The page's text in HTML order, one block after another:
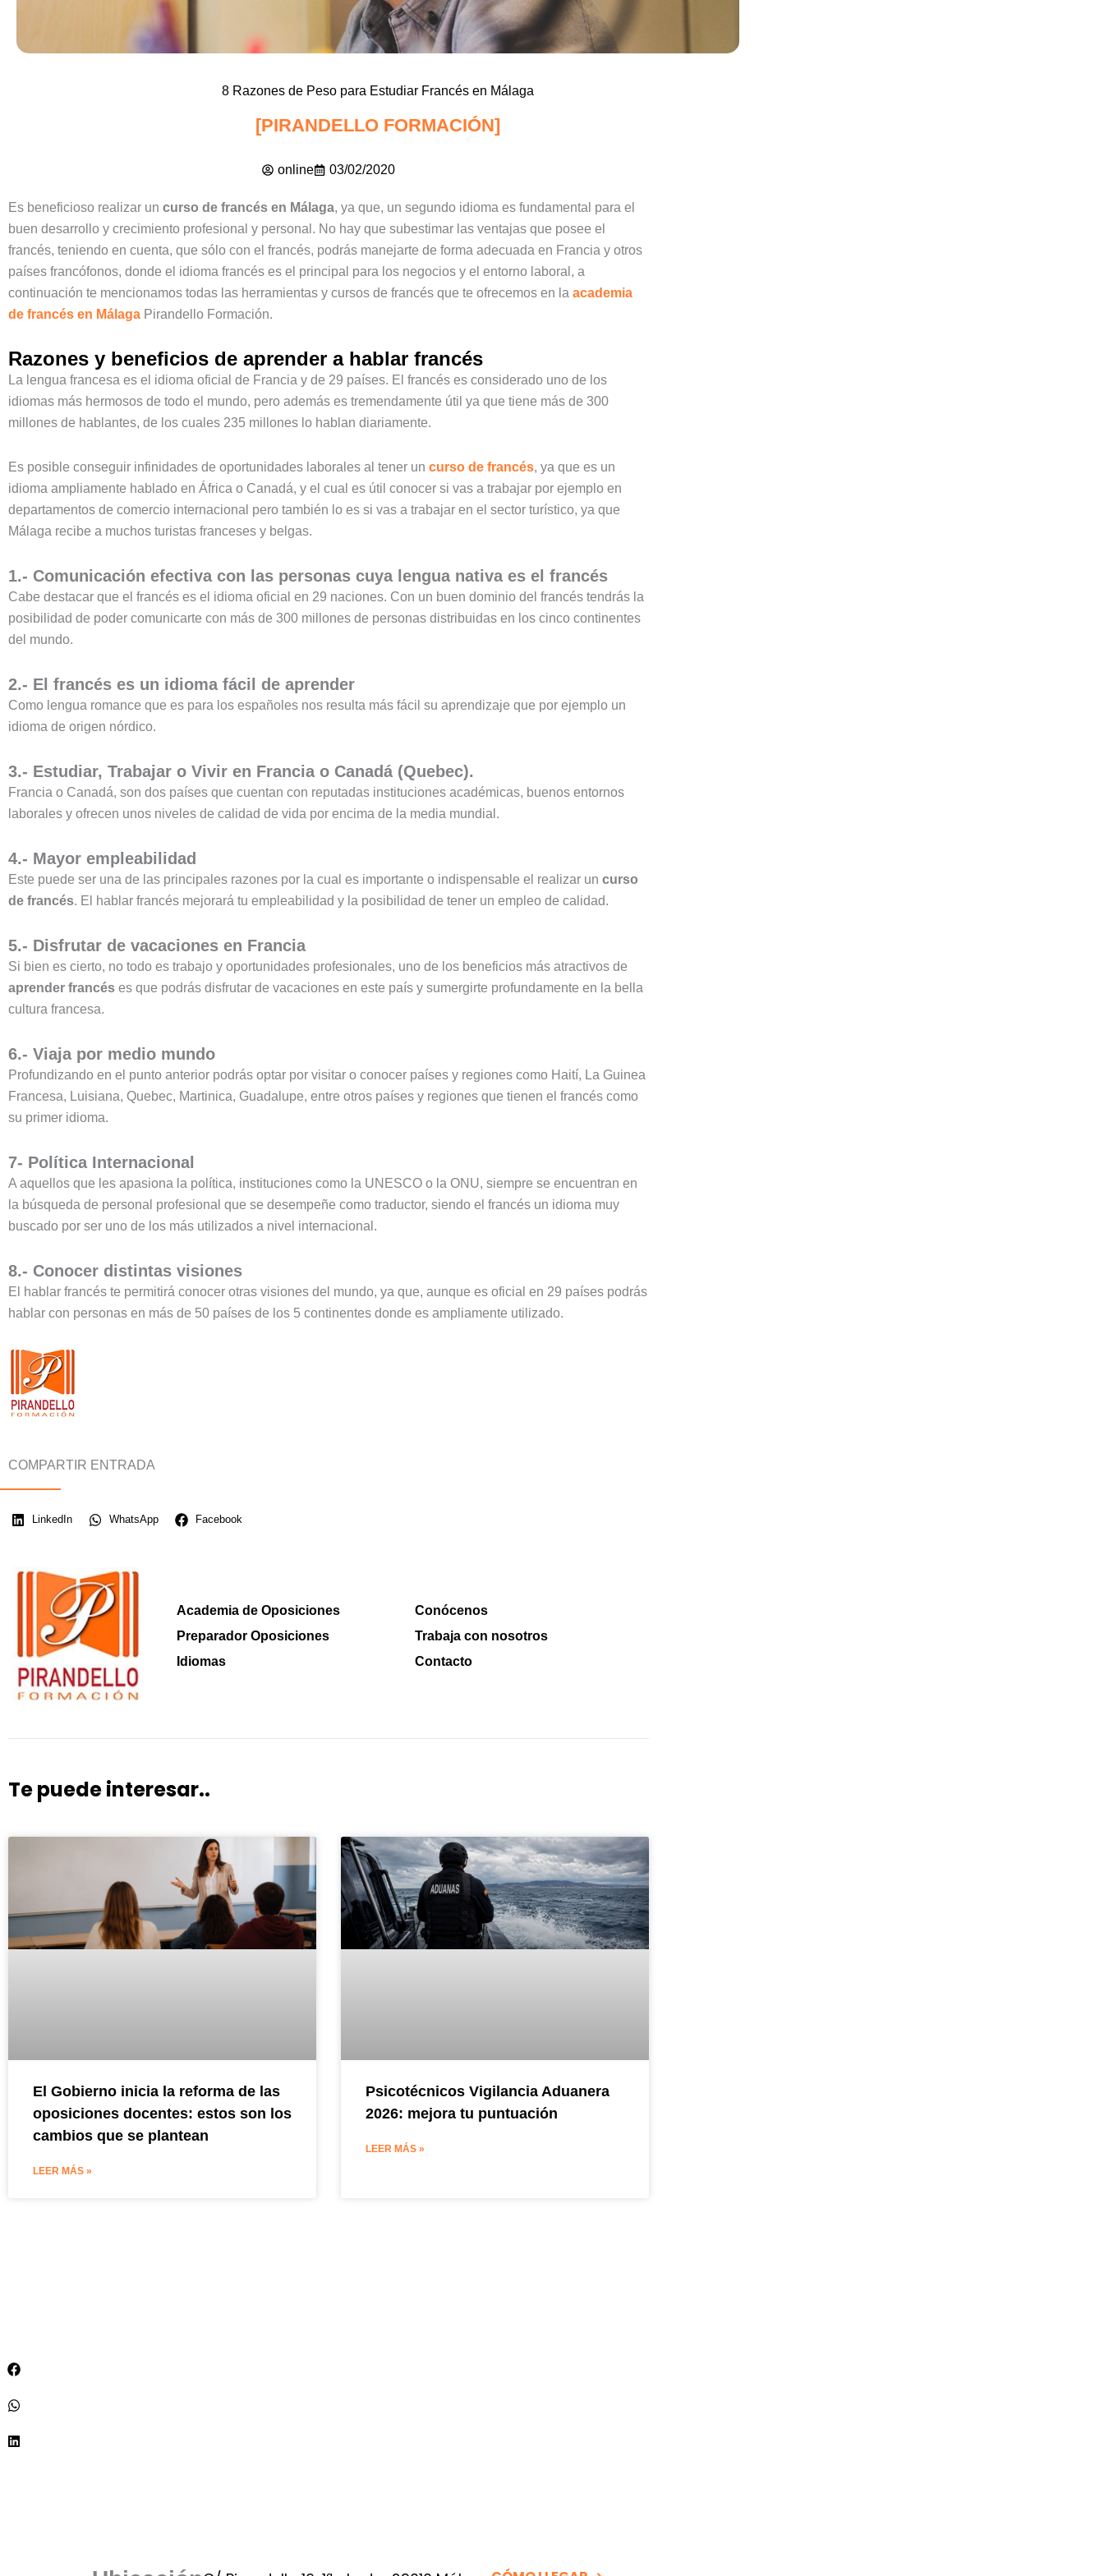
8 Razones de Peso para Estudiar Francés en Málaga
[PIRANDELLO FORMACIÓN]
online 03/02/2020
Es beneficioso realizar un curso de francés en Málaga, ya que, un segundo idioma es fundamental para el
buen desarrollo y crecimiento profesional y personal. No hay que subestimar las ventajas que posee el
francés, teniendo en cuenta, que sólo con el francés, podrás manejarte de forma adecuada en Francia y otros
países francófonos, donde el idioma francés es el principal para los negocios y el entorno laboral, a
continuación te mencionamos todas las herramientas y cursos de francés que te ofrecemos en la academia
de francés en Málaga Pirandello Formación.
Razones y beneficios de aprender a hablar francés
La lengua francesa es el idioma oficial de Francia y de 29 países. El francés es considerado uno de los
idiomas más hermosos de todo el mundo, pero además es tremendamente útil ya que tiene más de 300
millones de hablantes, de los cuales 235 millones lo hablan diariamente.
Es posible conseguir infinidades de oportunidades laborales al tener un curso de francés, ya que es un
idioma ampliamente hablado en África o Canadá, y el cual es útil conocer si vas a trabajar por ejemplo en
departamentos de comercio internacional pero también lo es si vas a trabajar en el sector turístico, ya que
Málaga recibe a muchos turistas franceses y belgas.
1.- Comunicación efectiva con las personas cuya lengua nativa es el francés
Cabe destacar que el francés es el idioma oficial en 29 naciones. Con un buen dominio del francés tendrás la
posibilidad de poder comunicarte con más de 300 millones de personas distribuidas en los cinco continentes
del mundo.
2.- El francés es un idioma fácil de aprender
Como lengua romance que es para los españoles nos resulta más fácil su aprendizaje que por ejemplo un
idioma de origen nórdico.
3.- Estudiar, Trabajar o Vivir en Francia o Canadá (Quebec).
Francia o Canadá, son dos países que cuentan con reputadas instituciones académicas, buenos entornos
laborales y ofrecen unos niveles de calidad de vida por encima de la media mundial.
4.- Mayor empleabilidad
Este puede ser una de las principales razones por la cual es importante o indispensable el realizar un curso
de francés. El hablar francés mejorará tu empleabilidad y la posibilidad de tener un empleo de calidad.
5.- Disfrutar de vacaciones en Francia
Si bien es cierto, no todo es trabajo y oportunidades profesionales, uno de los beneficios más atractivos de
aprender francés es que podrás disfrutar de vacaciones en este país y sumergirte profundamente en la bella
cultura francesa.
6.- Viaja por medio mundo
Profundizando en el punto anterior podrás optar por visitar o conocer países y regiones como Haití, La Guinea
Francesa, Luisiana, Quebec, Martinica, Guadalupe, entre otros países y regiones que tienen el francés como
su primer idioma.
7- Política Internacional
A aquellos que les apasiona la política, instituciones como la UNESCO o la ONU, siempre se encuentran en
la búsqueda de personal profesional que se desempeñe como traductor, siendo el francés un idioma muy
buscado por ser uno de los más utilizados a nivel internacional.
8.- Conocer distintas visiones
El hablar francés te permitirá conocer otras visiones del mundo, ya que, aunque es oficial en 29 países podrás
hablar con personas en más de 50 países de los 5 continentes donde es ampliamente utilizado.
COMPARTIR ENTRADA
LinkedIn WhatsApp Facebook
Academia de Oposiciones
Preparador Oposiciones
Idiomas
Conócenos
Trabaja con nosotros
Contacto
Te puede interesar..
El Gobierno inicia la reforma de las
oposiciones docentes: estos son los
cambios que se plantean
LEER MÁS »
Psicotécnicos Vigilancia Aduanera
2026: mejora tu puntuación
LEER MÁS »